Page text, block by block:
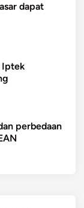
dapat
Iptek
perbedaan